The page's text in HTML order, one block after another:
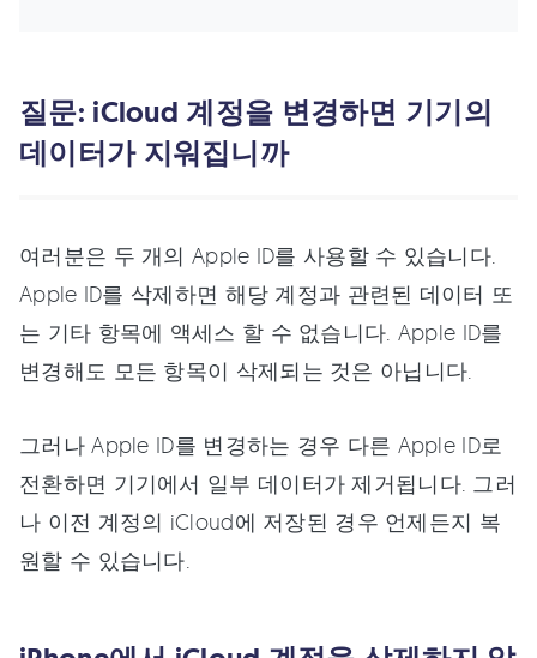
질문: iCloud 계정을 변경하면 기기의
데이터가 지워집니까
여러분은 두 개의 Apple ID를 사용할 수 있습니다.
Apple ID를 삭제하면 해당 계정과 관련된 데이터 또
는 기타 항목에 액세스 할 수 없습니다. Apple ID를
변경해도 모든 항목이 삭제되는 것은 아닙니다.
그러나 Apple ID를 변경하는 경우 다른 Apple ID로
전환하면 기기에서 일부 데이터가 제거됩니다. 그러
나 이전 계정의 iCloud에 저장된 경우 언제든지 복
원할 수 있습니다.